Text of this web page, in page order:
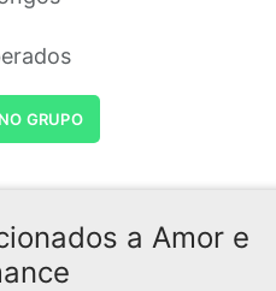
GRUPO
a Amor e